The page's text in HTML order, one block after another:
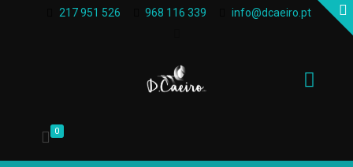
217 951 526 968 116 339 info@dcaeiro.pt
0